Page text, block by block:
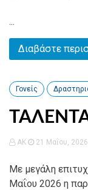
...
Διαβάστε
Γονείς
AK 21 Μαΐου, 2026
Με μεγάλη
Μαΐου 2026 η